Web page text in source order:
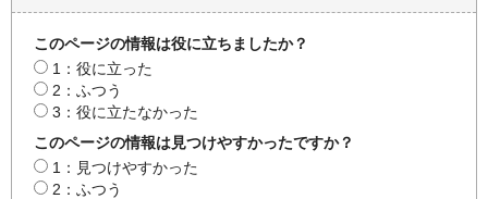
このページの情報は役に立ちましたか？
1：役に立った
2：ふつう
3：役に立たなかった
このページの情報は見つけやすかったですか？
1：見つけやすかった
2：ふつう